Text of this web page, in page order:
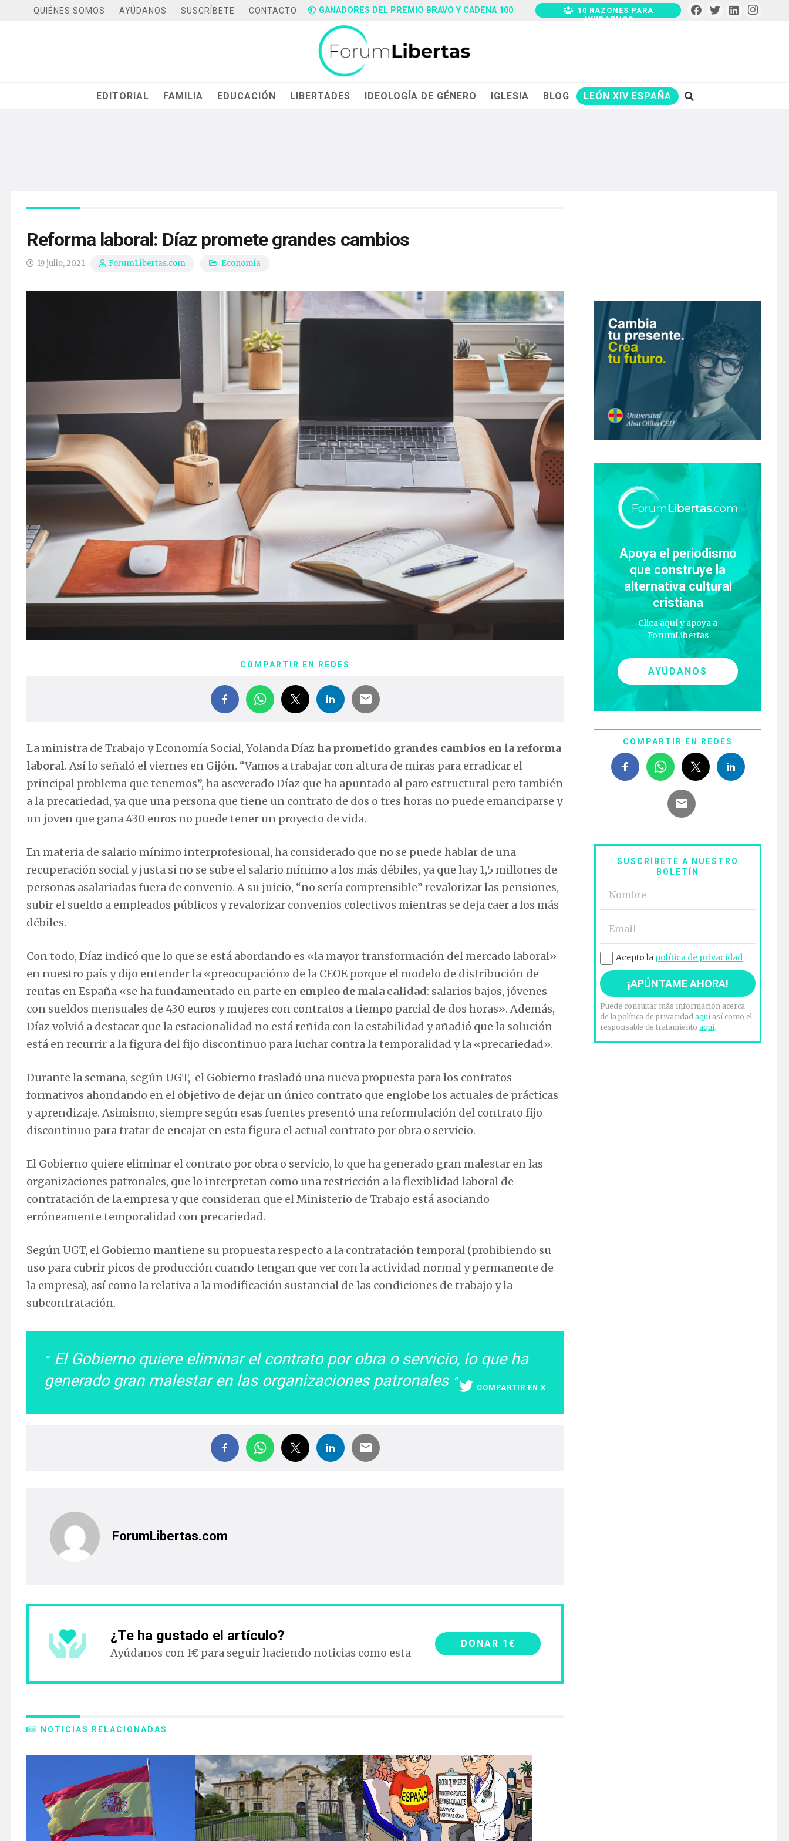
QUIÉNES SOMOS AYÚDANOS SUSCRÍBETE CONTACTO GANADORES DEL PREMIO BRAVO Y CADENA 100
10 RAZONES PARA
AYUDARNOS
EDITORIAL FAMILIA EDUCACIÓN LIBERTADES IDEOLOGÍA DE GÉNERO IGLESIA BLOG LEÓN XIV ESPAÑA
Reforma laboral: Díaz promete grandes cambios
19 julio, 2021 ForumLibertas.com Economía
COMPARTIR EN REDES
La ministra de Trabajo y Economía Social, Yolanda Díaz ha prometido grandes cambios en la reforma
laboral. Así lo señaló el viernes en Gijón. “Vamos a trabajar con altura de miras para erradicar el
principal problema que tenemos”, ha aseverado Díaz que ha apuntado al paro estructural pero también
a la precariedad, ya que una persona que tiene un contrato de dos o tres horas no puede emanciparse y
un joven que gana 430 euros no puede tener un proyecto de vida.
En materia de salario mínimo interprofesional, ha considerado que no se puede hablar de una
recuperación social y justa si no se sube el salario mínimo a los más débiles, ya que hay 1,5 millones de
personas asalariadas fuera de convenio. A su juicio, “no sería comprensible” revalorizar las pensiones,
subir el sueldo a empleados públicos y revalorizar convenios colectivos mientras se deja caer a los más
débiles.
Con todo, Díaz indicó que lo que se está abordando es «la mayor transformación del mercado laboral»
en nuestro país y dijo entender la «preocupación» de la CEOE porque el modelo de distribución de
rentas en España «se ha fundamentado en parte en empleo de mala calidad: salarios bajos, jóvenes
con sueldos mensuales de 430 euros y mujeres con contratos a tiempo parcial de dos horas». Además,
Díaz volvió a destacar que la estacionalidad no está reñida con la estabilidad y añadió que la solución
está en recurrir a la figura del fijo discontinuo para luchar contra la temporalidad y la «precariedad».
Durante la semana, según UGT, el Gobierno trasladó una nueva propuesta para los contratos
formativos ahondando en el objetivo de dejar un único contrato que englobe los actuales de prácticas
y aprendizaje. Asimismo, siempre según esas fuentes presentó una reformulación del contrato fijo
discontinuo para tratar de encajar en esta figura el actual contrato por obra o servicio.
El Gobierno quiere eliminar el contrato por obra o servicio, lo que ha generado gran malestar en las
organizaciones patronales, que lo interpretan como una restricción a la flexiblidad laboral de
contratación de la empresa y que consideran que el Ministerio de Trabajo está asociando
erróneamente temporalidad con precariedad.
Según UGT, el Gobierno mantiene su propuesta respecto a la contratación temporal (prohibiendo su
uso para cubrir picos de producción cuando tengan que ver con la actividad normal y permanente de
la empresa), así como la relativa a la modificación sustancial de las condiciones de trabajo y la
subcontratación.
El Gobierno quiere eliminar el contrato por obra o servicio, lo que ha
generado gran malestar en las organizaciones patronales
COMPARTIR EN X
ForumLibertas.com
¿Te ha gustado el artículo?
Ayúdanos con 1€ para seguir haciendo noticias como esta
DONAR 1€
NOTICIAS RELACIONADAS
Apoya el periodismo
que construye la
alternativa cultural
cristiana
Clica aquí y apoya a
ForumLibertas
AYÚDANOS
COMPARTIR EN REDES
SUSCRÍBETE A NUESTRO
BOLETÍN
Acepto la política de privacidad
Puede consultar más información acerca
de la política de privacidadaquíasí como el
responsable de tratamientoaquí.